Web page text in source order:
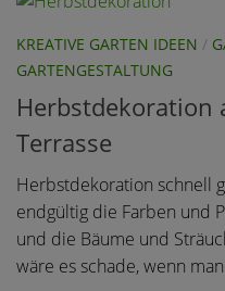
KREATIVE GARTEN IDEEN /
GARTENGESTALTUNG
Herbstdekoration
Terrasse
Herbstdekoration schnell
endgültig die Farben und
und die Bäume und
wäre es schade, wenn